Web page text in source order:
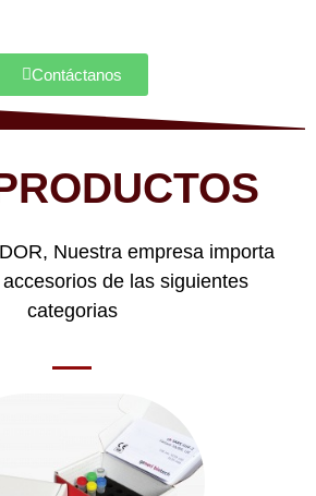
Contáctanos
Nuestra empresa importa
de las siguientes
categorias